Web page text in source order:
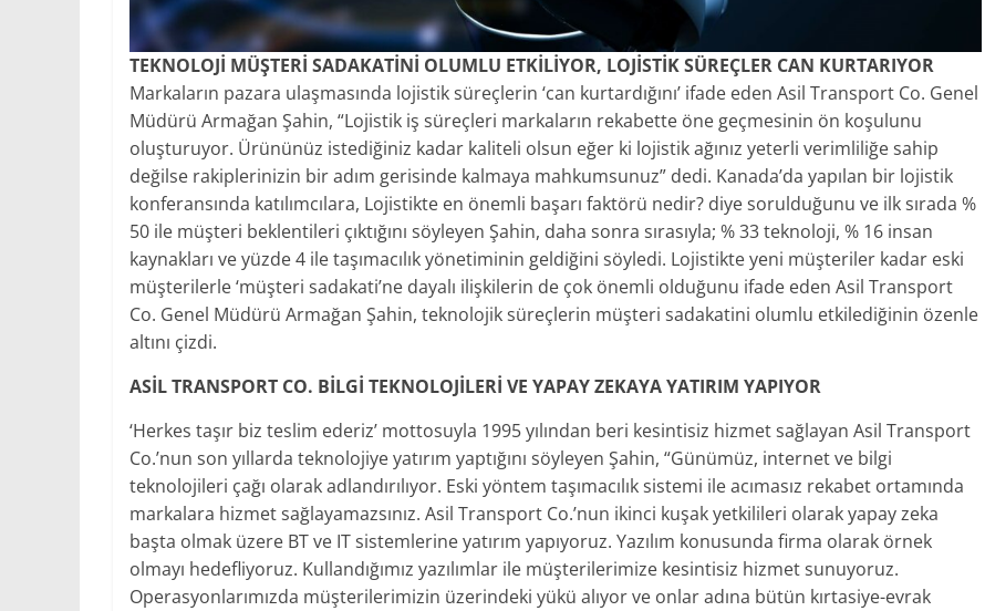
TEKNOLOJİ MÜŞTERİ SADAKATİNİ OLUMLU ETKİLİYOR, LOJİSTİK SÜREÇLER CAN KURTARIYOR
Markaların pazara ulaşmasında lojistik süreçlerin ‘can kurtardığını’ ifade eden Asil Transport Co. Genel
Müdürü Armağan Şahin, “Lojistik iş süreçleri markaların rekabette öne geçmesinin ön koşulunu
oluşturuyor. Ürününüz istediğiniz kadar kaliteli olsun eğer ki lojistik ağınız yeterli verimliliğe sahip
değilse rakiplerinizin bir adım gerisinde kalmaya mahkumsunuz” dedi. Kanada’da yapılan bir lojistik
konferansında katılımcılara, Lojistikte en önemli başarı faktörü nedir? diye sorulduğunu ve ilk sırada %
50 ile müşteri beklentileri çıktığını söyleyen Şahin, daha sonra sırasıyla; % 33 teknoloji, % 16 insan
kaynakları ve yüzde 4 ile taşımacılık yönetiminin geldiğini söyledi. Lojistikte yeni müşteriler kadar eski
müşterilerle ‘müşteri sadakati’ne dayalı ilişkilerin de çok önemli olduğunu ifade eden Asil Transport
Co. Genel Müdürü Armağan Şahin, teknolojik süreçlerin müşteri sadakatini olumlu etkilediğinin özenle
altını çizdi.
ASİL TRANSPORT CO. BİLGİ TEKNOLOJİLERİ VE YAPAY ZEKAYA YATIRIM YAPIYOR
‘Herkes taşır biz teslim ederiz’ mottosuyla 1995 yılından beri kesintisiz hizmet sağlayan Asil Transport
Co.’nun son yıllarda teknolojiye yatırım yaptığını söyleyen Şahin, “Günümüz, internet ve bilgi
teknolojileri çağı olarak adlandırılıyor. Eski yöntem taşımacılık sistemi ile acımasız rekabet ortamında
markalara hizmet sağlayamazsınız. Asil Transport Co.’nun ikinci kuşak yetkilileri olarak yapay zeka
başta olmak üzere BT ve IT sistemlerine yatırım yapıyoruz. Yazılım konusunda firma olarak örnek
olmayı hedefliyoruz. Kullandığımız yazılımlar ile müşterilerimize kesintisiz hizmet sunuyoruz.
Operasyonlarımızda müşterilerimizin üzerindeki yükü alıyor ve onlar adına bütün kırtasiye-evrak